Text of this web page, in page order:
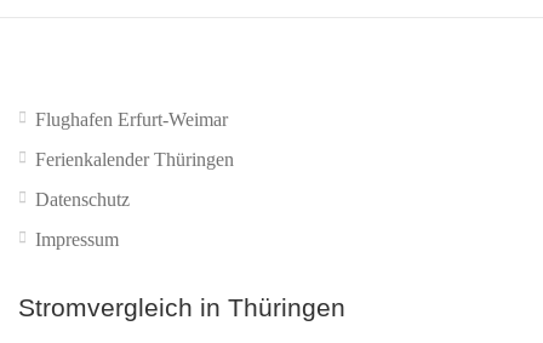
Flughafen Erfurt-Weimar
Ferienkalender Thüringen
Datenschutz
Impressum
Stromvergleich in Thüringen